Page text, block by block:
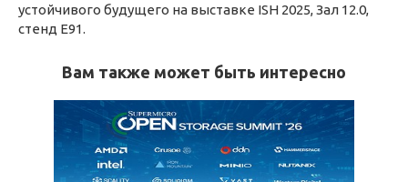
устойчивого будущего на выставке ISH 2025, Зал 12.0,
стенд E91.
Вам также может быть интересно